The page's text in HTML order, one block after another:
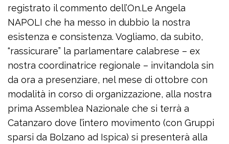
registrato il commento dell’On.Le Angela
NAPOLI che ha messo in dubbio la nostra
esistenza e consistenza. Vogliamo, da subito,
“rassicurare” la parlamentare calabrese – ex
nostra coordinatrice regionale – invitandola sin
da ora a presenziare, nel mese di ottobre con
modalità in corso di organizzazione, alla nostra
prima Assemblea Nazionale che si terrà a
Catanzaro dove l’intero movimento (con Gruppi
sparsi da Bolzano ad Ispica) si presenterà alla